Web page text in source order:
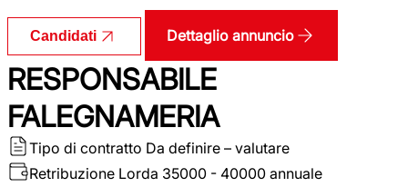
Candidati Dettaglio annuncio
RESPONSABILE
FALEGNAMERIA
Tipo di contratto Da definire – valutare
Retribuzione Lorda 35000 - 40000 annuale